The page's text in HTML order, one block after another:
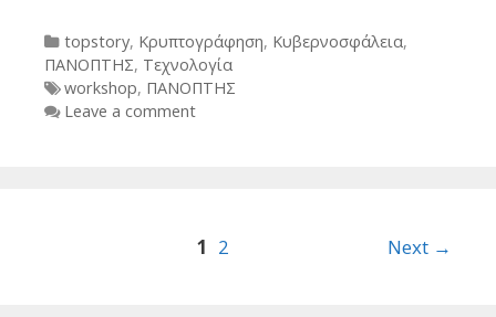
Categories
topstory, Κρυπτογράφηση, Κυβερνοσφάλεια,
ΠΑΝΟΠΤΗΣ, Τεχνολογία
Tags
workshop, ΠΑΝΟΠΤΗΣ
Leave a comment
1 2 Next →